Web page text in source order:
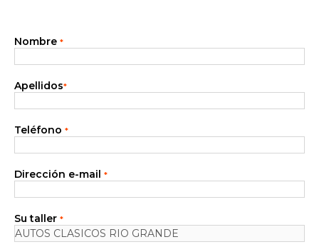
La Marca
Gama Eurorepar
Nuestra Actualidad
Promociones
La red EUROREPAR CAR SERVICE
Nuestras prestaciones
Contáctenos
Nombre *
Apellidos*
Teléfono *
Dirección e-mail *
Su taller *